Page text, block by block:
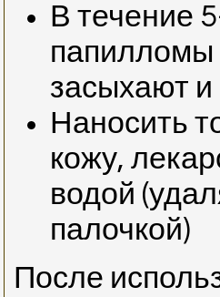
В течение
папилломы
засыхают
Наносить
кожу,
водой
палочкой)
После